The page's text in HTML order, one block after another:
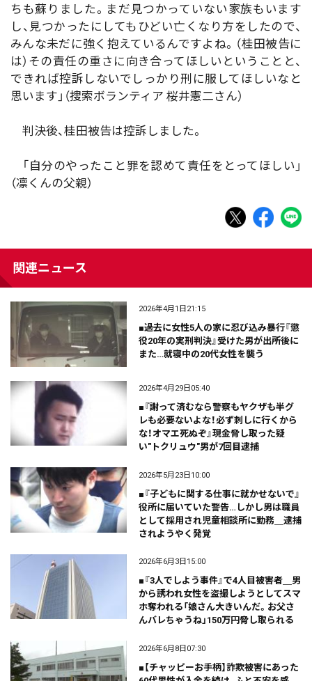
ちも蘇りました。まだ見つかっていない家族もいます
し、見つかったにしてもひどい亡くなり方をしたので、
みんな未だに強く抱えているんですよね。（桂田被告に
は）その責任の重さに向き合ってほしいということと、
できれば控訴しないでしっかり刑に服してほしいなと
思います」（捜索ボランティア 桜井憲二さん）
判決後、桂田被告は控訴しました。
「自分のやったこと罪を認めて責任をとってほしい」
（凛くんの父親）
関連ニュース
2026年4月1日21:15
■過去に女性5人の家に忍び込み暴行『懲
役20年の実刑判決』受けた男が出所後に
また…就寝中の20代女性を襲う
2026年4月29日05:40
■『謝って済むなら警察もヤクザも半グ
レも必要ないよな！必ず刺しに行くから
な！オマエ死ぬぞ』現金脅し取った疑
い"トクリュウ"男が7回目逮捕
2026年5月23日10:00
■『子どもに関する仕事に就かせないで』
役所に届いていた警告…しかし男は職員
として採用され児童相談所に勤務＿逮捕
されようやく発覚
2026年6月3日15:00
■『3人でしよう事件』で4人目被害者＿男
から誘われ女性を盗撮しようとしてスマ
ホ奪われる「娘さん大きいんだ。お父さ
んバレちゃうね」150万円脅し取られる
2026年6月8日07:30
■【チャッピーお手柄】詐欺被害にあった